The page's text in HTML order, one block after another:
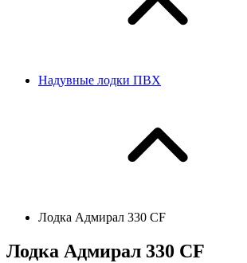
Надувные лодки ПВХ
Лодка Адмирал 330 CF
Лодка Адмирал 330 CF